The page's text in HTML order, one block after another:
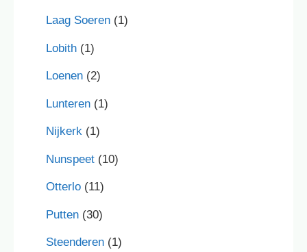
Laag Soeren (1)
Lobith (1)
Loenen (2)
Lunteren (1)
Nijkerk (1)
Nunspeet (10)
Otterlo (11)
Putten (30)
Steenderen (1)